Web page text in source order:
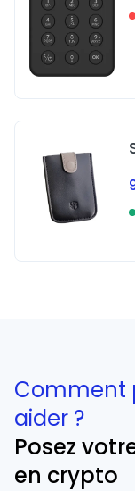
Comment
aider ?
Posez
en crypto